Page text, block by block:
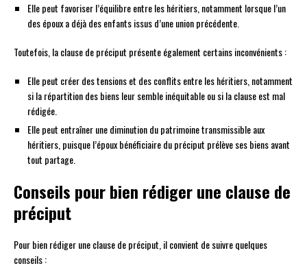
Elle peut favoriser l’équilibre entre les héritiers, notamment lorsque l’un
des époux a déjà des enfants issus d’une union précédente.
Toutefois, la clause de préciput présente également certains inconvénients :
Elle peut créer des tensions et des conflits entre les héritiers, notamment
si la répartition des biens leur semble inéquitable ou si la clause est mal
rédigée.
Elle peut entraîner une diminution du patrimoine transmissible aux
héritiers, puisque l’époux bénéficiaire du préciput prélève ses biens avant
tout partage.
Conseils pour bien rédiger une clause de
préciput
Pour bien rédiger une clause de préciput, il convient de suivre quelques
conseils :